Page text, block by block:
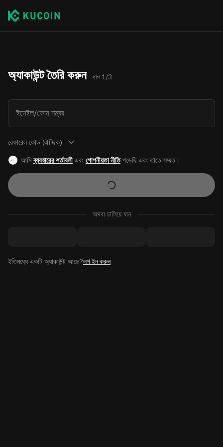
অ্যাকাউন্ট তৈরি করুন ধাপ 1/3
ইমেইল/ফোন নম্বর
রেফারেল কোড (ঐচ্ছিক)
আমিব্যবহারের শর্তাবলীএবং গোপনীয়তা নীতিপড়েছি এবং তাতে সম্মত।
অথবা চালিয়ে যান
ইতিমধ্যে একটি অ্যাকাউন্ট আছে?লগ ইন করুন